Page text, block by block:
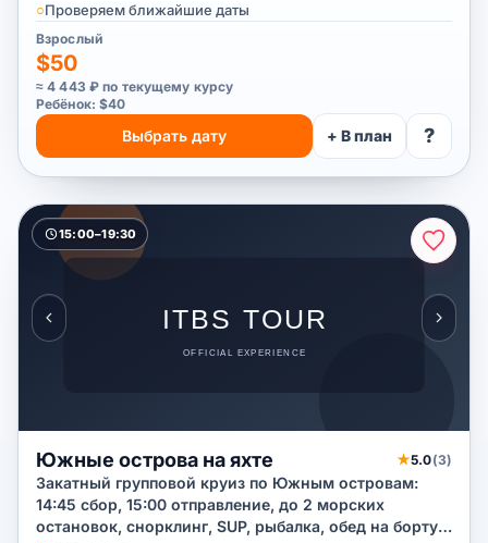
○Проверяем ближайшие даты
Взрослый
$50
≈ 4 443 ₽ по текущему курсу
Ребёнок: $40
Выбрать дату + В план ?
15:00–19:30
Южные острова на яхте ★5.0(3)
Закатный групповой круиз по Южным островам:
14:45 сбор, 15:00 отправление, до 2 морских
остановок, снорклинг, SUP, рыбалка, обед на борту,